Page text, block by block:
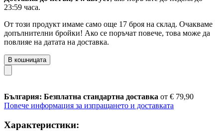
23:59 часа.
От този продукт имаме само още 17 броя на склад. Очакваме
допълнителни бройки! Ако се поръчат повече, това може да
повлияе на датата на доставка.
В кошницата
България: Безплатна стандартна доставка от € 79,90
Повече информация за изпращането и доставката
Характеристики: